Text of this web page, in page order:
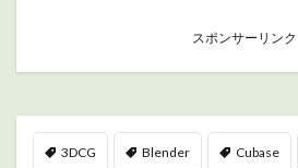
スポンサーリンク
3DCG Blender Cubase